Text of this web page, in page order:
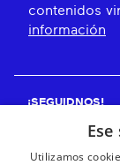
contenidos
información
¡SEGUIDNOS!
Utilizamos